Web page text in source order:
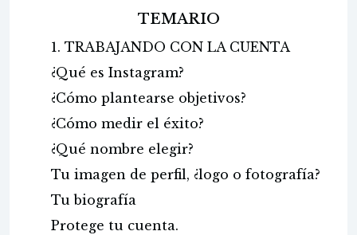
TEMARIO
1. TRABAJANDO CON LA CUENTA
¿Qué es Instagram?
¿Cómo plantearse objetivos?
¿Cómo medir el éxito?
¿Qué nombre elegir?
Tu imagen de perfil, ¿logo o fotografía?
Tu biografía
Protege tu cuenta.